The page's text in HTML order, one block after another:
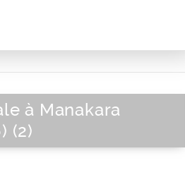
à Manakara
(2)